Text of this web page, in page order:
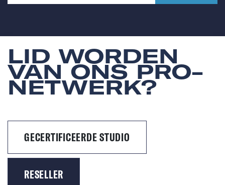
LID WORDEN
VAN ONS PRO-
NETWERK?
GECERTIFICEERDE STUDIO
RESELLER